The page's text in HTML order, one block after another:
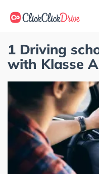
1 Driving
with Klasse